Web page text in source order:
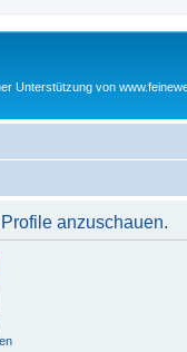
Unterstützung von
anzuschauen.